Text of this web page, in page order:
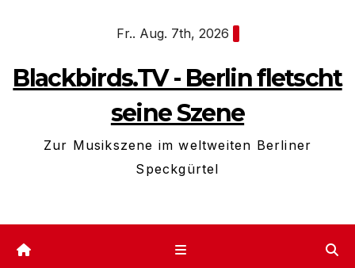
Fr.. Aug. 7th, 2026
Blackbirds.TV - Berlin fletscht
seine Szene
Zur Musikszene im weltweiten Berliner
Speckgürtel